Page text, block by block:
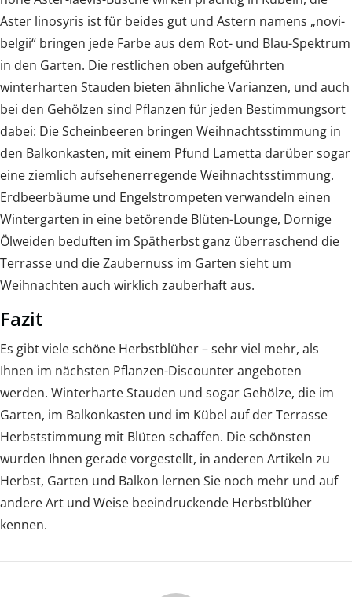
Aster linosyris ist für beides gut und Astern namens „novi-
belgii“ bringen jede Farbe aus dem Rot- und Blau-Spektrum
in den Garten. Die restlichen oben aufgeführten
winterharten Stauden bieten ähnliche Varianzen, und auch
bei den Gehölzen sind Pflanzen für jeden Bestimmungsort
dabei: Die Scheinbeeren bringen Weihnachtsstimmung in
den Balkonkasten, mit einem Pfund Lametta darüber sogar
eine ziemlich aufsehenerregende Weihnachtsstimmung.
Erdbeerbäume und Engelstrompeten verwandeln einen
Wintergarten in eine betörende Blüten-Lounge, Dornige
Ölweiden beduften im Spätherbst ganz überraschend die
Terrasse und die Zaubernuss im Garten sieht um
Weihnachten auch wirklich zauberhaft aus.
Fazit
Es gibt viele schöne Herbstblüher – sehr viel mehr, als
Ihnen im nächsten Pflanzen-Discounter angeboten
werden. Winterharte Stauden und sogar Gehölze, die im
Garten, im Balkonkasten und im Kübel auf der Terrasse
Herbststimmung mit Blüten schaffen. Die schönsten
wurden Ihnen gerade vorgestellt, in anderen Artikeln zu
Herbst, Garten und Balkon lernen Sie noch mehr und auf
andere Art und Weise beeindruckende Herbstblüher
kennen.